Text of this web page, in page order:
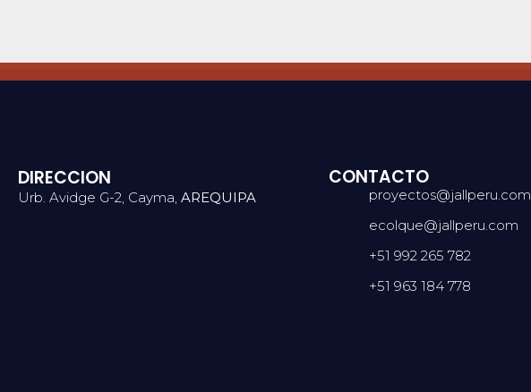
DIRECCION
Urb. Avidge G-2, Cayma, AREQUIPA
CONTACTO
proyectos@jallperu.com
ecolque@jallperu.com
+51 992 265 782
+51 963 184 778